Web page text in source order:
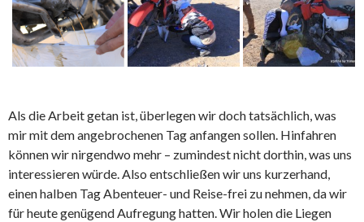
Als die Arbeit getan ist, überlegen wir doch tatsächlich, was
mir mit dem angebrochenen Tag anfangen sollen. Hinfahren
können wir nirgendwo mehr – zumindest nicht dorthin, was uns
interessieren würde. Also entschließen wir uns kurzerhand,
einen halben Tag Abenteuer- und Reise-frei zu nehmen, da wir
für heute genügend Aufregung hatten. Wir holen die Liegen